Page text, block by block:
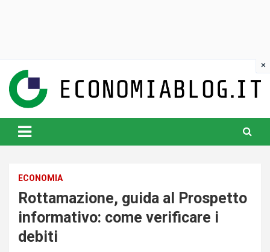
content
www.economiablog.it
ECONOMIA
Rottamazione, guida al Prospetto
informativo: come verificare i
debiti